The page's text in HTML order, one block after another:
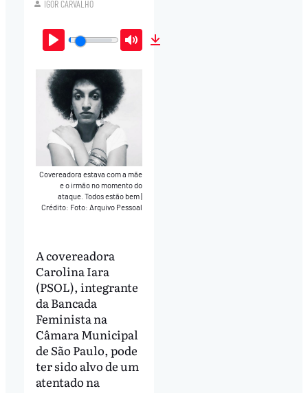
IGOR CARVALHO
Play Mute
Covereadora estava com a mãe
e o irmão no momento do
ataque. Todos estão bem|
Crédito: Foto: Arquivo Pessoal
A covereadora
Carolina Iara
(PSOL), integrante
da Bancada
Feminista na
Câmara Municipal
de São Paulo, pode
ter sido alvo de um
atentado na